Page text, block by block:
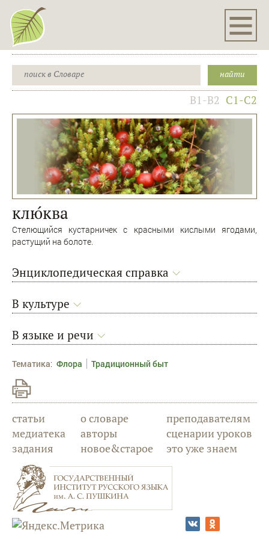
B1-B2 C1-C2
клю́ква
Стелющийся кустарничек с красными кислыми ягодами,
растущий на болоте.
Энциклопедическая справка
В культуре
В языке и речи
Тематика: Флора Традиционный быт
статьи
медиатека
задания
о словаре
авторы
новое&старое
преподавателям
сценарии уроков
это уже знаем